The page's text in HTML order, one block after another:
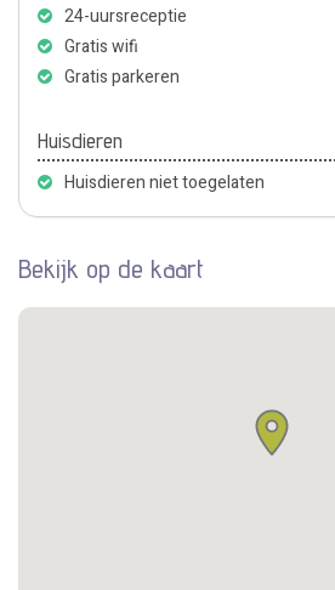
24-uursreceptie
Gratis wifi
Gratis parkeren
Huisdieren
Huisdieren niet toegelaten
Bekijk op de kaart